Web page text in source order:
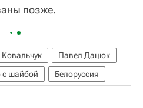
позже.
Павел Дацюк
с шайбой
Белоруссия